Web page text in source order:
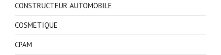
CONSTRUCTEUR AUTOMOBILE
COSMETIQUE
CPAM